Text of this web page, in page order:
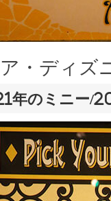
・ディズ
年のミニー/